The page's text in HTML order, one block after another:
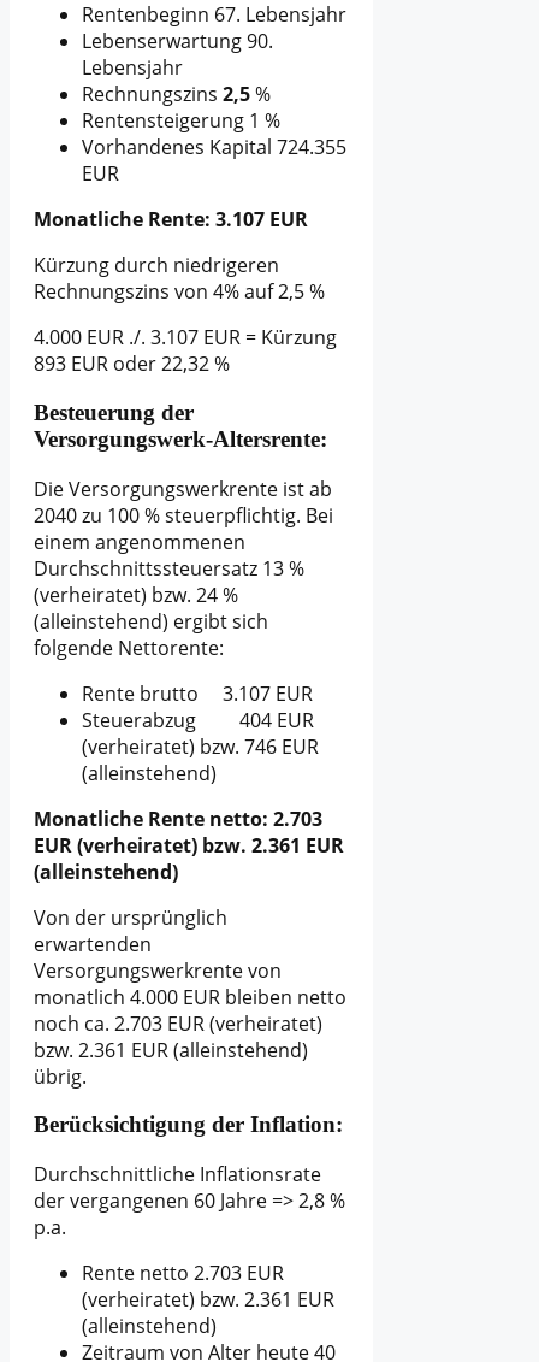
Rentenbeginn 67. Lebensjahr
Lebenserwartung 90.
Lebensjahr
Rechnungszins 2,5%
Rentensteigerung 1 %
Vorhandenes Kapital 724.355
EUR
Monatliche Rente: 3.107 EUR
Kürzung durch niedrigeren
Rechnungszins von 4% auf 2,5 %
4.000 EUR ./. 3.107 EUR = Kürzung
893 EUR oder 22,32 %
Besteuerung der
Versorgungswerk-Altersrente:
Die Versorgungswerkrente ist ab
2040 zu 100 % steuerpflichtig. Bei
einem angenommenen
Durchschnittssteuersatz 13 %
(verheiratet) bzw. 24 %
(alleinstehend) ergibt sich
folgende Nettorente:
Rente brutto 3.107 EUR
Steuerabzug 404 EUR
(verheiratet) bzw. 746 EUR
(alleinstehend)
Monatliche Rente netto: 2.703
EUR (verheiratet) bzw. 2.361 EUR
(alleinstehend)
Von der ursprünglich
erwartenden
Versorgungswerkrente von
monatlich 4.000 EUR bleiben netto
noch ca. 2.703 EUR (verheiratet)
bzw. 2.361 EUR (alleinstehend)
übrig.
Berücksichtigung der Inflation:
Durchschnittliche Inflationsrate
der vergangenen 60 Jahre => 2,8 %
p.a.
Rente netto 2.703 EUR
(verheiratet) bzw. 2.361 EUR
(alleinstehend)
Zeitraum von Alter heute 40